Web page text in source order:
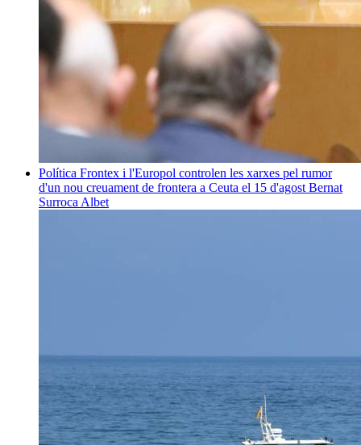
Política Frontex i l'Europol controlen les xarxes pel rumor
d'un nou creuament de frontera a Ceuta el 15 d'agost Bernat
Surroca Albet